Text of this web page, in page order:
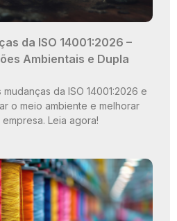
da ISO 14001:2026 –
Ambientais e Dupla
da ISO 14001:2026 e
o meio ambiente e melhorar
Leia agora!